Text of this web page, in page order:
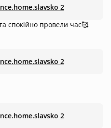
— час від часу
тишу, ця інформація
дуже приємні
2
спокійно провели час🥰
2
2